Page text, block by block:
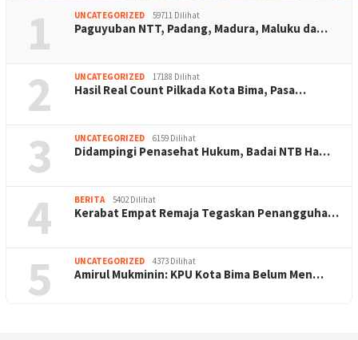
1 UNCATEGORIZED 59711 Dilihat
Paguyuban NTT, Padang, Madura, Maluku da…
2 UNCATEGORIZED 17188 Dilihat
Hasil Real Count Pilkada Kota Bima, Pasa…
3 UNCATEGORIZED 6159 Dilihat
Didampingi Penasehat Hukum, Badai NTB Ha…
4 BERITA 5402 Dilihat
Kerabat Empat Remaja Tegaskan Penangguha…
5 UNCATEGORIZED 4373 Dilihat
Amirul Mukminin: KPU Kota Bima Belum Men…